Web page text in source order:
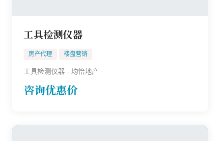
工具检测仪器
房产代理 楼盘营销
工具检测仪器 - 均怡地产
咨询优惠价